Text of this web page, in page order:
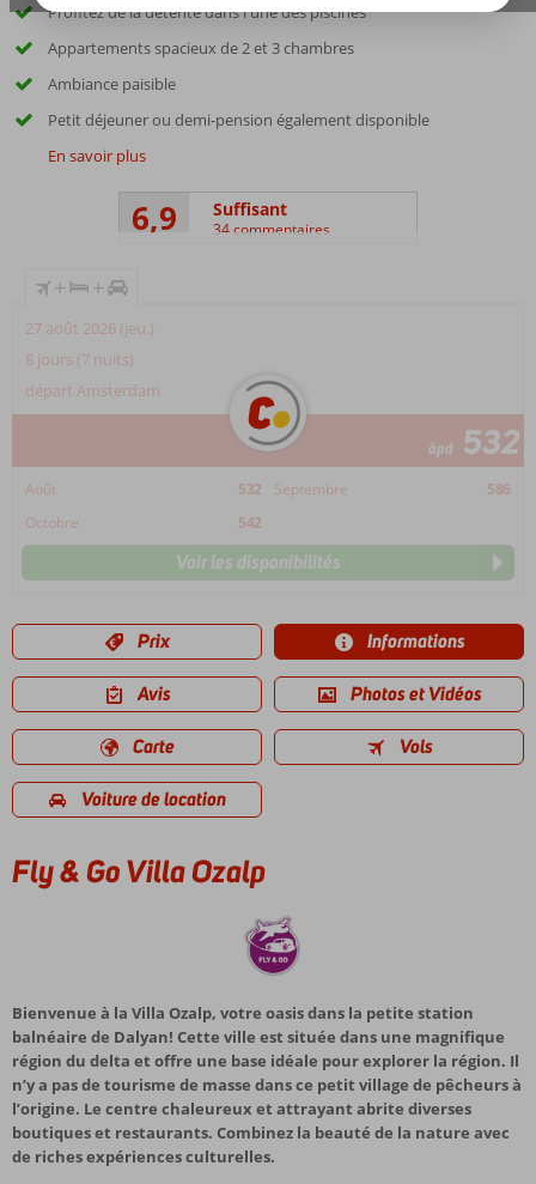
Profitez de la détente dans l'une des piscines
Appartements spacieux de 2 et 3 chambres
Ambiance paisible
Petit déjeuner ou demi-pension également disponible
En savoir plus
6,9 Suffisant
34 commentaires
+ +
27 août 2026 (jeu.)
8 jours (7 nuits)
départ Amsterdam
àpd 532
Août 532 Septembre
586
Octobre
542
Voir les disponibilités
Prix Informations
Avis Photos et Vidéos
Carte Vols
Voiture de location
Fly & Go Villa Ozalp
Bienvenue à la Villa Ozalp, votre oasis dans la petite station
balnéaire de Dalyan! Cette ville est située dans une magnifique
région du delta et offre une base idéale pour explorer la région. Il
n’y a pas de tourisme de masse dans ce petit village de pêcheurs à
l’origine. Le centre chaleureux et attrayant abrite diverses
boutiques et restaurants. Combinez la beauté de la nature avec
de riches expériences culturelles.